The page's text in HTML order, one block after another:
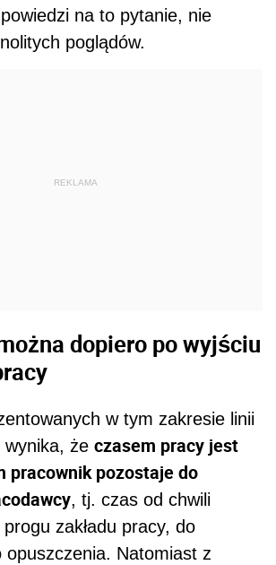
na to pytanie, nie
poglądów.
REKLAMA
dopiero po wyjściu
w tym zakresie linii
wynika, że czasem pracy jest
pracownik pozostaje do
, tj. czas od chwili
zakładu pracy, do
opuszczenia. Natomiast z